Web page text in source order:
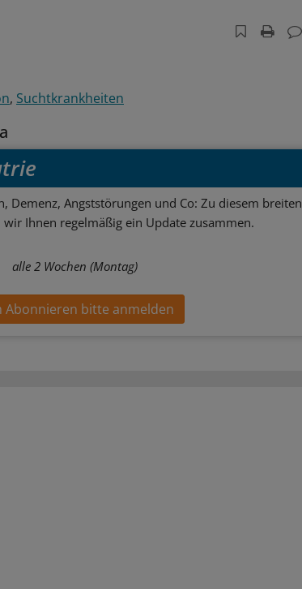
Suchtkrankheiten
Demenz, Angststörungen und Co: Zu diesem breiten
Ihnen regelmäßig ein Update zusammen.
alle 2 Wochen (Montag)
Abonnieren bitte anmelden